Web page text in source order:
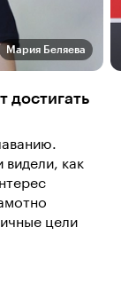
Мария Беляева
достигать
видели, как
цели